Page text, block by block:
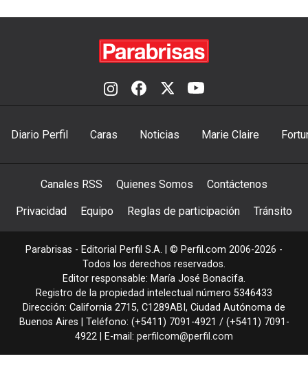
Diario Perfil Caras Noticias Marie Claire
Canales RSS Quienes Somos Contáctenos
Privacidad Equipo Reglas de participación Tránsito
Parabrisas - Editorial Perfil S.A. | © Perfil.com 2006-2026 -
Todos los derechos reservados.
Editor responsable: María José Bonacifa.
Registro de la propiedad intelectual número 5346433
Dirección: California 2715, C1289ABI , Ciudad Autónoma de
Buenos Aires | Teléfono: (+5411) 7091-4921 / (+5411) 7091-
4922 | E-mail: perfilcom@perfil.com